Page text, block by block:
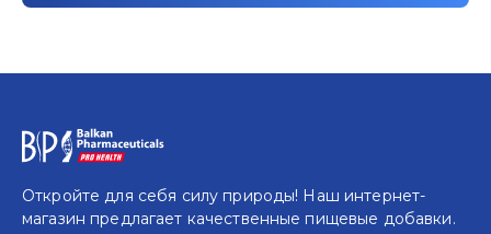
Откройте для себя силу природы! Наш интернет-
магазин предлагает качественные пищевые добавки.